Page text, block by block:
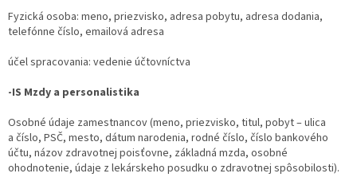
Fyzická osoba: meno, priezvisko, adresa pobytu, adresa dodania,
telefónne číslo, emailová adresa
účel spracovania: vedenie účtovníctva
-IS Mzdy a personalistika
Osobné údaje zamestnancov (meno, priezvisko, titul, pobyt – ulica
a číslo, PSČ, mesto, dátum narodenia, rodné číslo, číslo bankového
účtu, názov zdravotnej poisťovne, základná mzda, osobné
ohodnotenie, údaje z lekárskeho posudku o zdravotnej spôsobilosti).